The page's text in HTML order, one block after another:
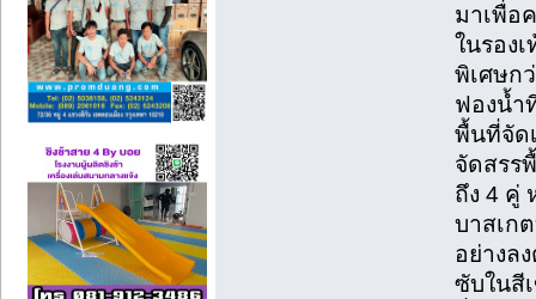
มาเพื่อ
ในรอง
พิเศษก
ฟองน้ำ
พื้นที่จัด
จัดสรร
ถึง 4 คู่
บาสเก
อย่างล
ซับในสี